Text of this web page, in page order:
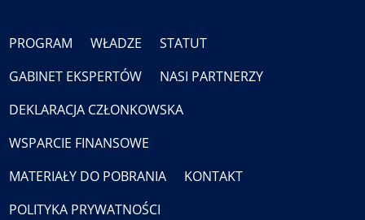
PROGRAM WŁADZE
STATUT
GABINET EKSPERTÓW
NASI PARTNERZY
DEKLARACJA CZŁONKOWSKA
WSPARCIE FINANSOWE
MATERIAŁY DO POBRANIA
KONTAKT
POLITYKA PRYWATNOŚCI